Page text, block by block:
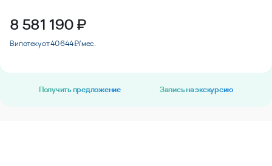
8 581 190₽
В ипотеку от 40 644 ₽/мес.
Получить предложение Запись на экскурсию